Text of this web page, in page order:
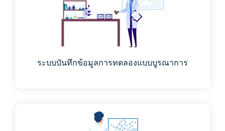
ระบบบันทึกข้อมูลการทดลองแบบบูรณาการ